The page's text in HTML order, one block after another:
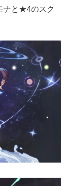
ナと★4のスク